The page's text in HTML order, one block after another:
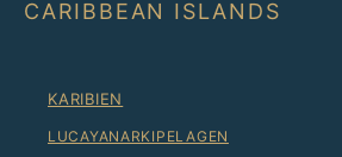
CARIBBEAN ISLANDS
KARIBIEN
LUCAYANARKIPELAGEN